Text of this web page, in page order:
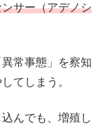
サー（アデノシ
常事態」を察知
てしまう。
んでも、増殖し